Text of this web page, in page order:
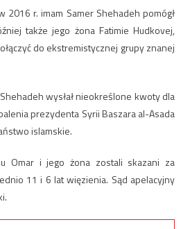
2016 r. imam Samer Shehadeh pomógł
także jego żona Fatimie Hudkovej,
do ekstremistycznej grupy znanej
wysłał nieokreślone kwoty dla
prezydenta Syrii Baszara al-Asada
islamskie.
Omar i jego żona zostali skazani za
11 i 6 lat więzienia. Sąd apelacyjny